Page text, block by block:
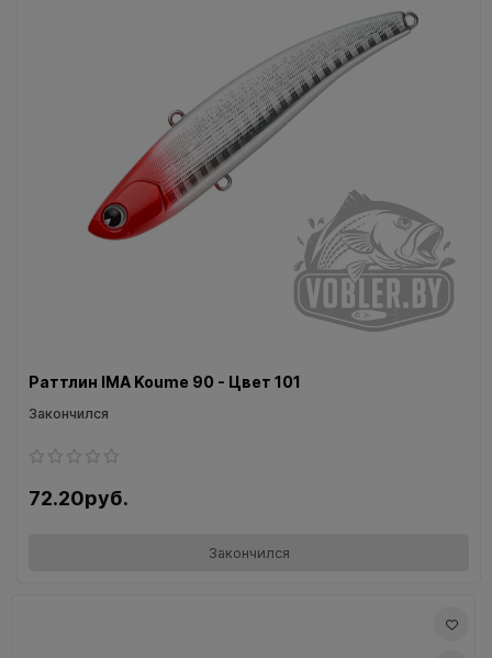
Раттлин IMA Koume 90 - Цвет 101
Закончился
72.20руб.
Закончился